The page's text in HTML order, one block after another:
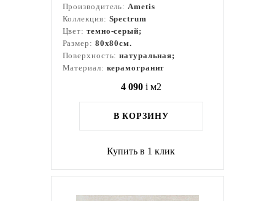
Производитель:Ametis
Коллекция: Spectrum
Цвет: темно-серый;
Размер: 80x80см.
Поверхность:натуральная;
Материал: керамогранит
4 090 i м2
В КОРЗИНУ
Купить в 1 клик